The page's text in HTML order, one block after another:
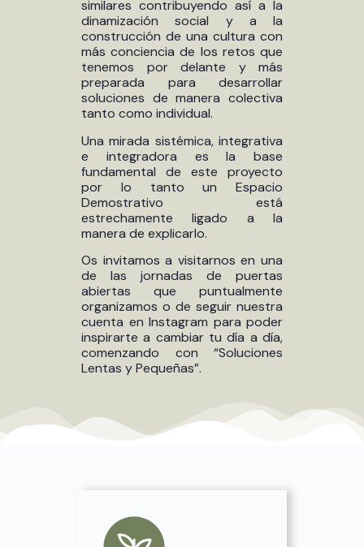
similares contribuyendo así a la
dinamización social y a la
construcción de una cultura con
más conciencia de los retos que
tenemos por delante y más
preparada para desarrollar
soluciones de manera colectiva
tanto como individual.
Una mirada sistémica, integrativa
e integradora es la base
fundamental de este proyecto
por lo tanto un Espacio
Demostrativo está
estrechamente ligado a la
manera de explicarlo.
Os invitamos a visitarnos en una
de las jornadas de puertas
abiertas que puntualmente
organizamos o de seguir nuestra
cuenta en Instagram para poder
inspirarte a cambiar tu día a día,
comenzando con “Soluciones
Lentas y Pequeñas”.